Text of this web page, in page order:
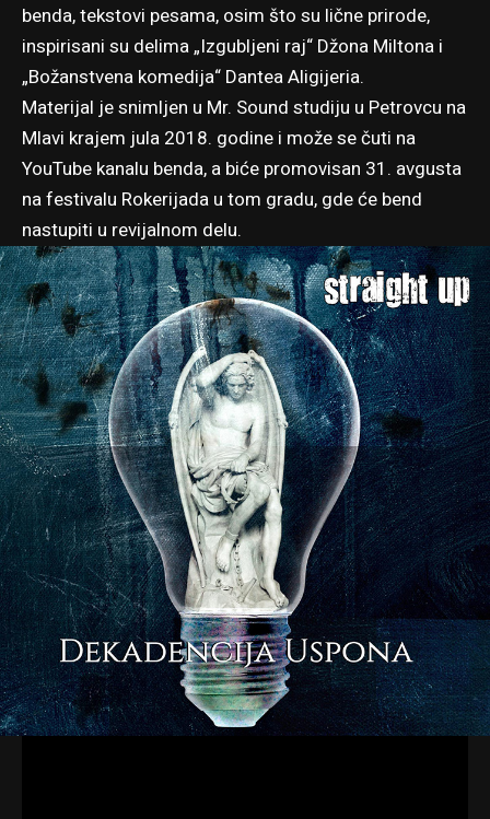
benda, tekstovi pesama, osim što su lične prirode,
inspirisani su delima „Izgubljeni raj“ Džona Miltona i
„Božanstvena komedija“ Dantea Aligijeria.
Materijal je snimljen u Mr. Sound studiju u Petrovcu na
Mlavi krajem jula 2018. godine i može se čuti na
YouTube kanalu benda, a biće promovisan 31. avgusta
na festivalu Rokerijada u tom gradu, gde će bend
nastupiti u revijalnom delu.